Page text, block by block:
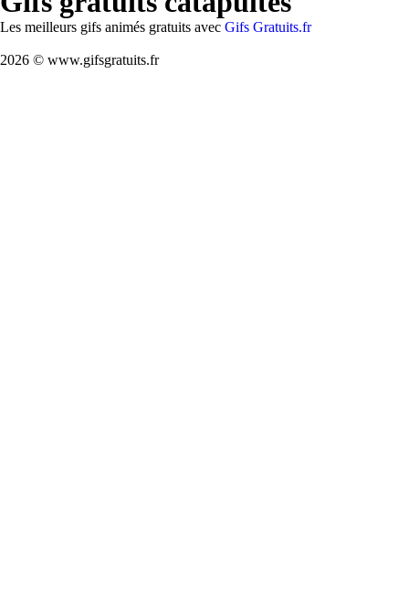
Les meilleurs gifs animés gratuits avec Gifs Gratuits.fr
2026 © www.gifsgratuits.fr